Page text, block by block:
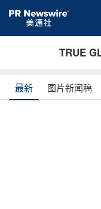
TRUE
最新 图片新闻稿